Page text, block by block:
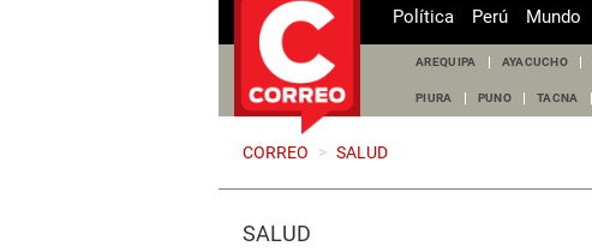
Política Perú Mundo
AREQUIPA AYACUCHO
PIURA PUNO TACNA
CORREO > SALUD
SALUD